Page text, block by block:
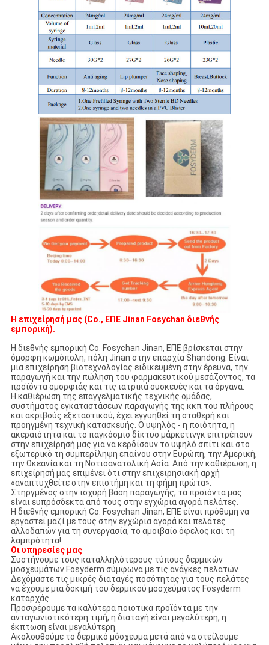
Η επιχείρησή μας (Co., ΕΠΕ Jinan Fosychan διεθνής
εμπορική).
Η διεθνής εμπορική Co. Fosychan Jinan, ΕΠΕ βρίσκεται στην
όμορφη κωμόπολη, πόλη Jinan στην επαρχία Shandong. Είναι
μια επιχείρηση βιοτεχνολογίας ειδικευμένη στην έρευνα, την
παραγωγή και την πώληση του φαρμακευτικού μεσάζοντος, τα
προϊόντα ομορφιάς και τις ιατρικά συσκευές και τα όργανα.
Η καθιέρωση της επαγγελματικής τεχνικής ομάδας,
συστήματος εγκαταστάσεων παραγωγής της κκπ του πλήρους
και ακριβούς εξεταστικού, έχει εγγυηθεί τη σταθερή και
προηγμένη τεχνική κατασκευής. Ο υψηλός - η ποιότητα, η
ακεραιότητα και το παγκόσμιο δίκτυο μάρκετινγκ επιτρέπουν
στην επιχείρησή μας για να κερδίσουν το υψηλό σπίτι και στο
εξωτερικό τη συμπερίληψη επαίνου στην Ευρώπη, την Αμερική,
την Ωκεανία και τη Νοτιοανατολική Ασία. Από την καθιέρωση, η
επιχείρησή μας επιμένει ότι στην επιχειρησιακή αρχή
«αναπτυχθείτε στην επιστήμη και τη φήμη πρώτα».
Στηργμένος στην ισχυρή βάση παραγωγής, τα προϊόντα μας
είναι ευπρόσδεκτα από τους στην εγχώρια αγορά πελάτες.
Η διεθνής εμπορική Co. Fosychan Jinan, ΕΠΕ είναι πρόθυμη να
εργαστεί μαζί με τους στην εγχώρια αγορά και πελάτες
αλλοδαπών για τη συνεργασία, το αμοιβαίο όφελος και τη
λαμπρότητα!
Οι υπηρεσίες μας
Συστήνουμε τους καταλληλότερους τύπους δερμικών
μοσχευμάτων Fosyderm σύμφωνα με τις ανάγκες πελατών.
Δεχόμαστε τις μικρές διαταγές ποσότητας για τους πελάτες
να έχουμε μια δοκιμή του δερμικού μοσχεύματος Fosyderm
καταρχάς.
Προσφέρουμε τα καλύτερα ποιοτικά προϊόντα με την
ανταγωνιστικότερη τιμή, η διαταγή είναι μεγαλύτερη, η
έκπτωση είναι μεγαλύτερη.
Ακολουθούμε το δερμικό μόσχευμα μετά από να στείλουμε